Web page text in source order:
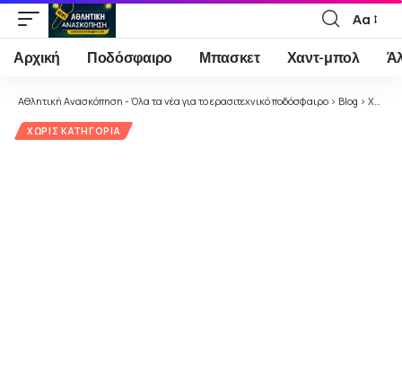
Font
Resizer
Αα
Αρχική Ποδόσφαιρο Μπασκετ Χαντ-μπολ
Αθλητική Ανασκόπηση - Όλα τα νέα για το ερασιτεχνικό ποδόσφαιρο > Blog > Χωρίς κατηγορία
ΧΩΡΊΣ ΚΑΤΗΓΟΡΊΑ